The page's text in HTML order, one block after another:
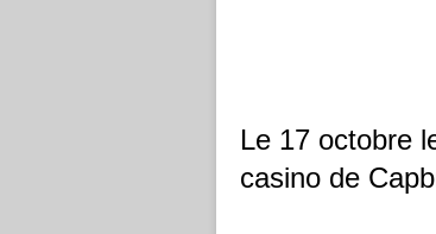
Le 17 octobre
casino de